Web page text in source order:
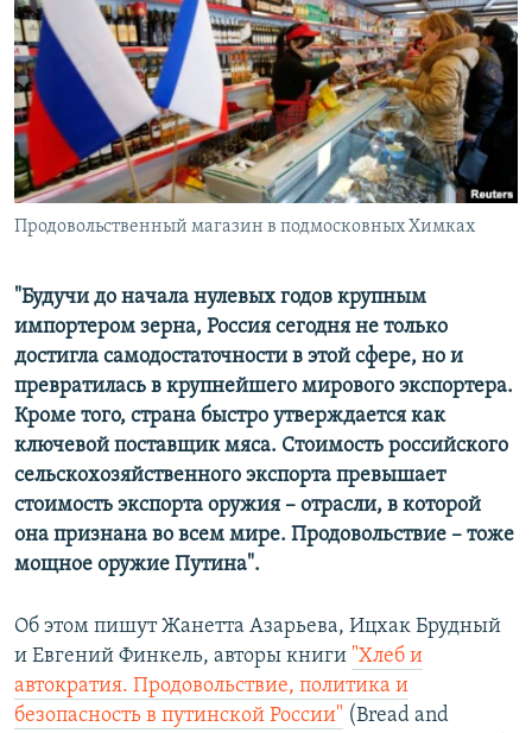
ПОДПИШИТЕСЬ НА РАССЫЛКУ
СОЦИАЛЬНЫЕ СЕТИ
Продовольственный магазин в подмосковных Химках
"Будучи до начала нулевых годов крупным
импортером зерна, Россия сегодня не только
достигла самодостаточности в этой сфере, но и
превратилась в крупнейшего мирового экспортера.
Кроме того, страна быстро утверждается как
ключевой поставщик мяса. Стоимость российского
сельскохозяйственного экспорта превышает
стоимость экспорта оружия – отрасли, в которой
она признана во всем мире. Продовольствие – тоже
мощное оружие Путина".
Об этом пишут Жанетта Азарьева, Ицхак Брудный
и Евгений Финкель, авторы книги "Хлеб и
автократия. Продовольствие, политика и
безопасность в путинской России" (Bread and